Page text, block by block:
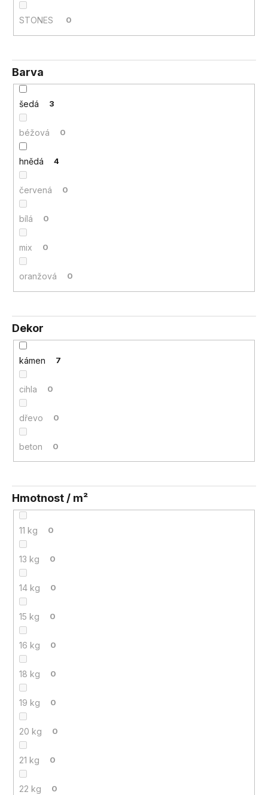
STONES 0
Barva
šedá 3
béžová 0
hnědá 4
červená 0
bílá 0
mix 0
oranžová 0
Dekor
kámen 7
cihla 0
dřevo 0
beton 0
Hmotnost / m²
11 kg 0
13 kg 0
14 kg 0
15 kg 0
16 kg 0
18 kg 0
19 kg 0
20 kg 0
21 kg 0
22 kg 0